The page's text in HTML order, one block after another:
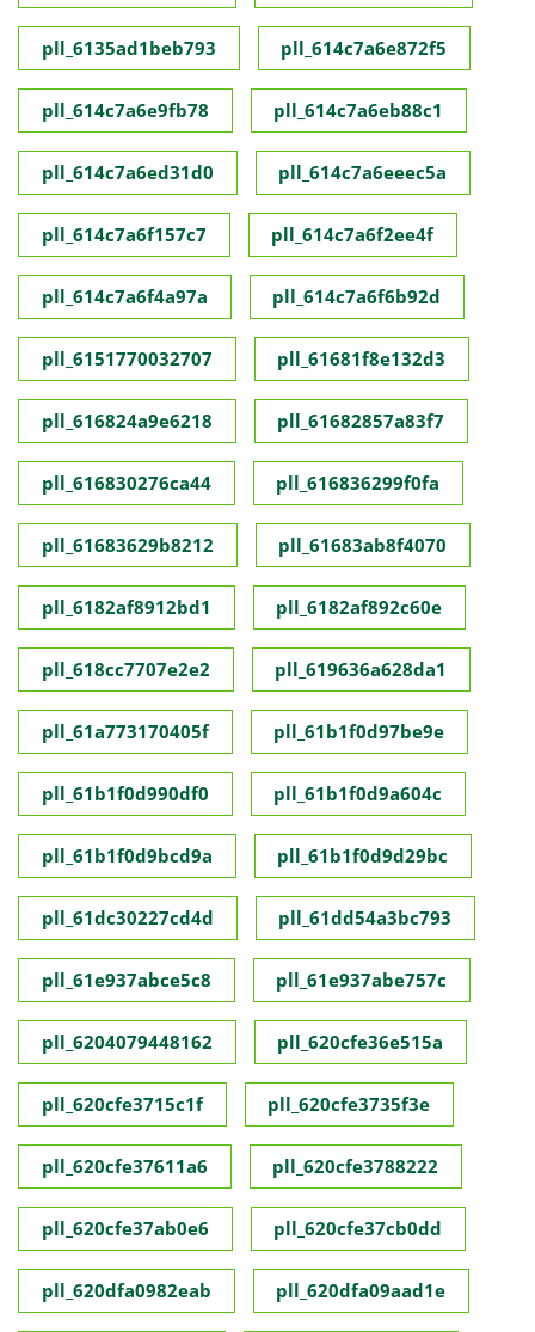
pll_6135ad1beb793 pll_614c7a6e872f5
pll_614c7a6e9fb78 pll_614c7a6eb88c1
pll_614c7a6ed31d0 pll_614c7a6eeec5a
pll_614c7a6f157c7 pll_614c7a6f2ee4f
pll_614c7a6f4a97a pll_614c7a6f6b92d
pll_6151770032707 pll_61681f8e132d3
pll_616824a9e6218 pll_61682857a83f7
pll_616830276ca44 pll_616836299f0fa
pll_61683629b8212 pll_61683ab8f4070
pll_6182af8912bd1 pll_6182af892c60e
pll_618cc7707e2e2 pll_619636a628da1
pll_61a773170405f pll_61b1f0d97be9e
pll_61b1f0d990df0 pll_61b1f0d9a604c
pll_61b1f0d9bcd9a pll_61b1f0d9d29bc
pll_61dc30227cd4d pll_61dd54a3bc793
pll_61e937abce5c8 pll_61e937abe757c
pll_6204079448162 pll_620cfe36e515a
pll_620cfe3715c1f pll_620cfe3735f3e
pll_620cfe37611a6 pll_620cfe3788222
pll_620cfe37ab0e6 pll_620cfe37cb0dd
pll_620dfa0982eab pll_620dfa09aad1e